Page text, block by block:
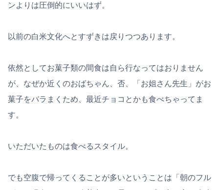
ンよりは圧倒的にいいはず。
以前の白米文化へとすずきは戻りつつあります。
依然としてお菓子類の間食は自ら行なってはおりません
が、なぜか近くのおばちゃん、否、「お姐さん先生」がお
菓子をバラまくため、最近チョコとかも食べちゃってま
す。
いただいたものは食べるスタイル。
でも空腹で帰ってくることが多いということは「朝のフル